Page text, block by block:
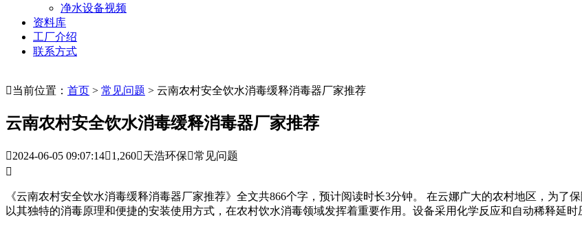
净水设备视频
资料库
工厂介绍
联系方式
当前位置： 首页 > 常见问题 > 云南农村安全饮水消毒缓释消毒器厂家推荐
云南农村安全饮水消毒缓释消毒器厂家推荐
2024-06-05 09:07:141,260天浩环保常见问题

《云南农村安全饮水消毒缓释消毒器厂家推荐》全文共866个字，预计阅读时长3分钟。 在云娜广大的农村地区，为
以其独特的消毒原理和便捷的安装使用方式，在农村饮水消毒领域发挥着重要作用。设备采用化学反应和自动稀释延